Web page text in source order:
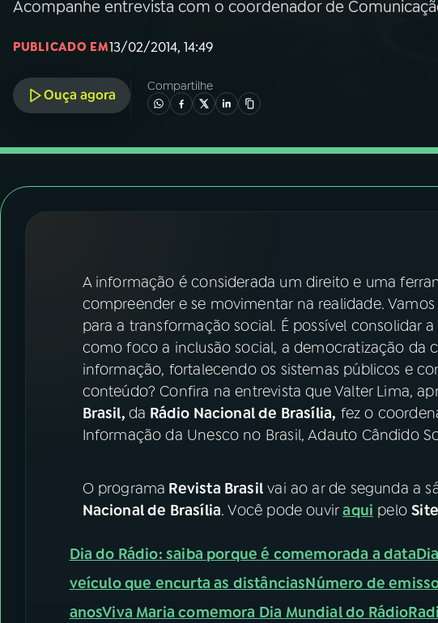
03PROGRAMAÇÃO
05PODCASTS
FESTIVAL DE MÚSICA
ACOMPANHE A RÁDIO NACIONAL
YouTube Facebook
Instagram X
Acompanhe entrevista com o coordenador de
PUBLICADO EM13/02/2014, 14:49
Ouça agora
Compartilhe
A informação é considerada um direito e uma
compreender e se movimentar na realidade.
para a transformação social. É possível consolidar
como foco a inclusão social, a democratização da
informação, fortalecendo os sistemas públicos e
conteúdo? Confira na entrevista que Valter Lima,
Brasil, da Rádio Nacional de Brasília, fez o
Informação da Unesco no Brasil, Adauto Cândido
O programa Revista Brasil vai ao ar de segunda a
Nacional de Brasília. Você pode ouviraqui pelo
Dia do Rádio: saiba porque é comemorada a data
veículo que encurta as distânciasNúmero de
anosViva Maria comemora Dia Mundial do Rádio